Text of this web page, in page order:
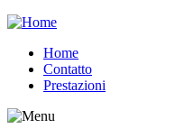
Jump to navigation
Home
Contatto
Prestazioni